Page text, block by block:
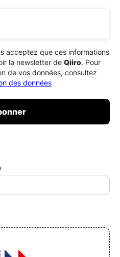
acceptez que ces informations
la newsletter de Qiiro. Pour
de vos données, consultez
des données